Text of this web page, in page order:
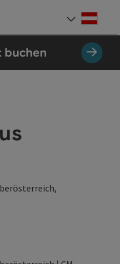
buchen